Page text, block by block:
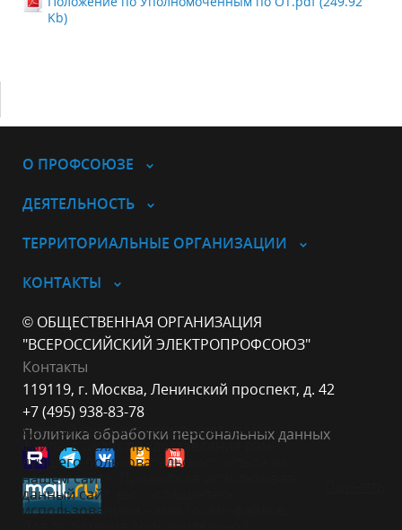
Kb)
О ПРОФСОЮЗЕ
ДЕЯТЕЛЬНОСТЬ
ТЕРРИТОРИАЛЬНЫЕ ОРГАНИЗАЦИИ
КОНТАКТЫ
© ОБЩЕСТВЕННАЯ ОРГАНИЗАЦИЯ
"ВСЕРОССИЙСКИЙ ЭЛЕКТРОПРОФСОЮЗ"
Контакты
119119, г. Москва, Ленинский проспект, д. 42
+7 (495) 938-83-78
Политика обработки персональных данных
Данный веб-сайт использует cookie-
файлы в целях предоставления вам
лучшего пользовательского опыта на
нашем сайте. Продолжая использовать
данный сайт, вы соглашаетесь с
использованием нами cookie-файлов.